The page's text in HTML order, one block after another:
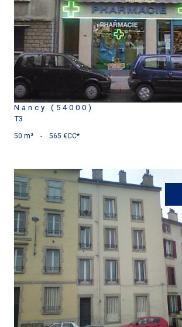
voir le bien
Nancy (54000)
T3
50 m² - 565 €CC*
voir le bien